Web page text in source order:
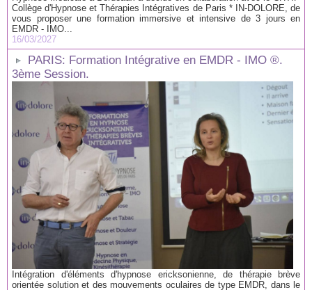
Collège d'Hypnose et Thérapies Intégratives de Paris * IN-DOLORE, de
vous proposer une formation immersive et intensive de 3 jours en
EMDR - IMO...
16/03/2027
PARIS: Formation Intégrative en EMDR - IMO ®.
3ème Session.
Intégration d'éléments d'hypnose ericksonienne, de thérapie brève
orientée solution et des mouvements oculaires de type EMDR, dans le